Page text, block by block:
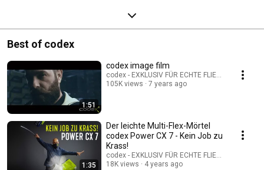
Best of codex
1:51
codex image film
codex - EXKLUSIV FÜR ECHTE FLIESENLEGER
105K views
7 years ago
1:35
Der leichte Multi-Flex-Mörtel
codex Power CX 7 - Kein Job zu
Krass!
codex - EXKLUSIV FÜR ECHTE FLIESENLEGER
18K views
4 years ago